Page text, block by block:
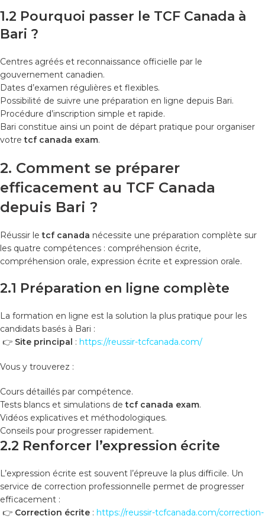
1.2 Pourquoi passer le TCF Canada à
Bari ?
Centres agréés et reconnaissance officielle par le
gouvernement canadien.
Dates d’examen régulières et flexibles.
Possibilité de suivre une préparation en ligne depuis Bari.
Procédure d’inscription simple et rapide.
Bari constitue ainsi un point de départ pratique pour organiser
votretcf canada exam.
2. Comment se préparer
efficacement au TCF Canada
depuis Bari ?
Réussir letcf canada nécessite une préparation complète sur
les quatre compétences : compréhension écrite,
compréhension orale, expression écrite et expression orale.
2.1 Préparation en ligne complète
La formation en ligne est la solution la plus pratique pour les
candidats basés à Bari :
👉 Site principal : https://reussir-tcfcanada.com/
Vous y trouverez :
Cours détaillés par compétence.
Tests blancs et simulations detcf canada exam.
Vidéos explicatives et méthodologiques.
Conseils pour progresser rapidement.
2.2 Renforcer l’expression écrite
L’expression écrite est souvent l’épreuve la plus difficile. Un
service de correction professionnelle permet de progresser
efficacement :
👉 Correction écrite : https://reussir-tcfcanada.com/correction-